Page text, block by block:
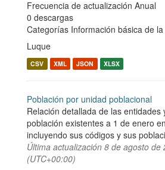
Frecuencia de actualización Anual
0 descargas
Categorías Información básica de
Luque
CSV XML JSON XLSX
Población por unidad poblacional
Relación detallada de las entidades
población existentes a 1 de enero
incluyendo sus códigos y sus
Última actualización 8 de agosto de
(UTC+00:00)